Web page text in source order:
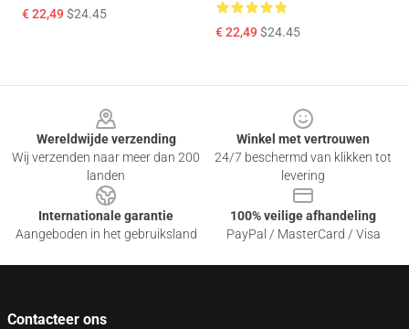
€ 22,49$24.45
€ 22,49$24.45
Wereldwijde verzending
Wij verzenden naar meer dan 200
landen
Winkel met vertrouwen
24/7 beschermd van klikken tot
levering
Internationale garantie
Aangeboden in het gebruiksland
100% veilige afhandeling
PayPal / MasterCard / Visa
Contacteer ons